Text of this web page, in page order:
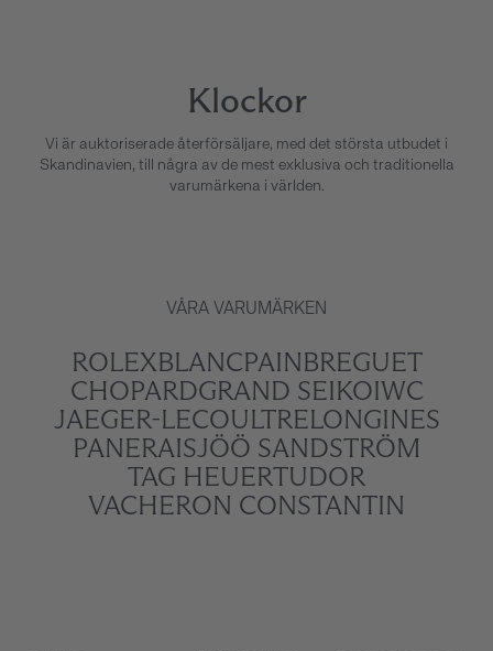
Klockor
Vi är auktoriserade återförsäljare, med det största utbudet i
Skandinavien, till några av de mest exklusiva och traditionella
varumärkena i världen.
VÅRA VARUMÄRKEN
ROLEXBLANCPAINBREGUET
CHOPARDGRAND SEIKOIWC
JAEGER-LECOULTRELONGINES
PANERAISJÖÖ SANDSTRÖM
TAG HEUERTUDOR
VACHERON CONSTANTIN